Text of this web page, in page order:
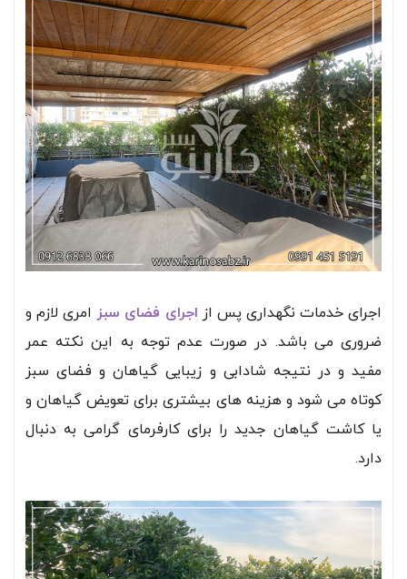
اجرای خدمات نگهداری پس از اجرای فضای سبز امری لازم و
ضروری می باشد. در صورت عدم توجه به این نکته عمر
مفید و در نتیجه شادابی و زیبایی گیاهان و فضای سبز
کوتاه می شود و هزینه های بیشتری برای تعویض گیاهان و
یا کاشت گیاهان جدید را برای کارفرمای گرامی به دنبال
دارد.